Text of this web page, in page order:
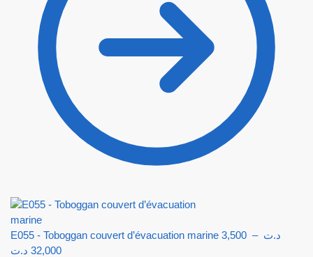
E055 - Toboggan couvert d’évacuation marine 3,500 د.ت –
32,000 د.ت